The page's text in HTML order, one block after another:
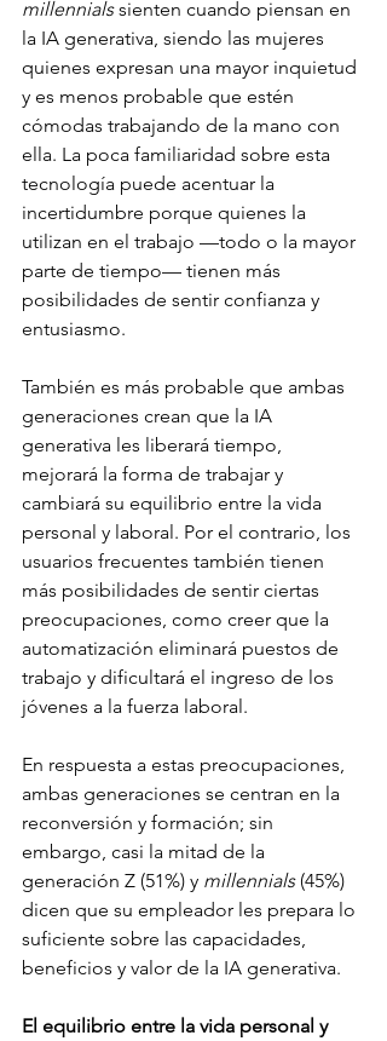
millennials sienten cuando piensan en
la IA generativa, siendo las mujeres
quienes expresan una mayor inquietud
y es menos probable que estén
cómodas trabajando de la mano con
ella. La poca familiaridad sobre esta
tecnología puede acentuar la
incertidumbre porque quienes la
utilizan en el trabajo —todo o la mayor
parte de tiempo— tienen más
posibilidades de sentir confianza y
entusiasmo.
También es más probable que ambas
generaciones crean que la IA
generativa les liberará tiempo,
mejorará la forma de trabajar y
cambiará su equilibrio entre la vida
personal y laboral. Por el contrario, los
usuarios frecuentes también tienen
más posibilidades de sentir ciertas
preocupaciones, como creer que la
automatización eliminará puestos de
trabajo y dificultará el ingreso de los
jóvenes a la fuerza laboral.
En respuesta a estas preocupaciones,
ambas generaciones se centran en la
reconversión y formación; sin
embargo, casi la mitad de la
generación Z (51%) y millennials (45%)
dicen que su empleador les prepara lo
suficiente sobre las capacidades,
beneficios y valor de la IA generativa.
El equilibrio entre la vida personal y